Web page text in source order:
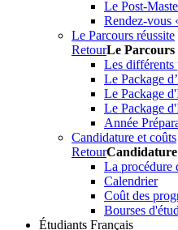
Le Post-
Rendez-vous
Le Parcours réussite
RetourLe Parcours
Les différents
Le Package
Le Package
Le Package
Année
Candidature et coûts
RetourCandidature
La procédure
Calendrier
Coût des
Bourses
Étudiants Français